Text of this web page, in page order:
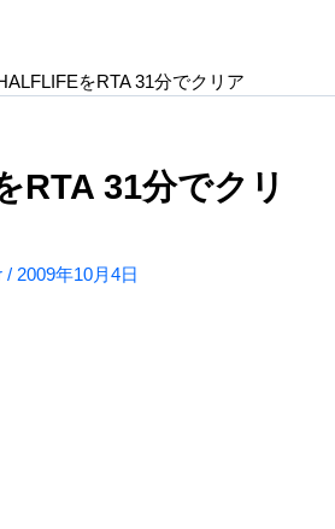
をRTA 31分でクリア
RTA 31分でクリ
/ 2009年10月4日